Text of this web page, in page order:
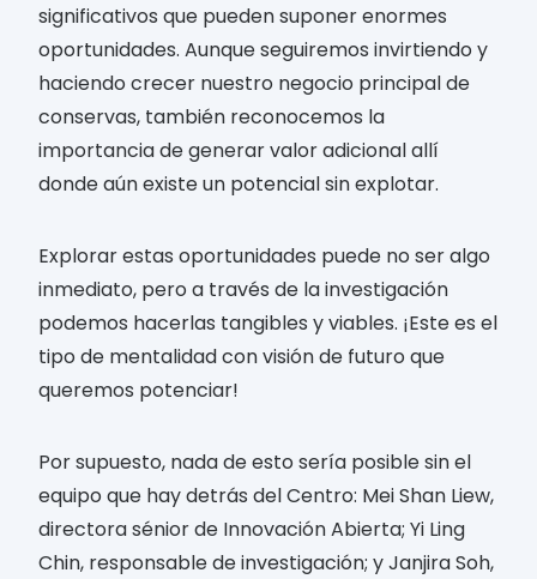
significativos que pueden suponer enormes
oportunidades. Aunque seguiremos invirtiendo y
haciendo crecer nuestro negocio principal de
conservas, también reconocemos la
importancia de generar valor adicional allí
donde aún existe un potencial sin explotar.
Explorar estas oportunidades puede no ser algo
inmediato, pero a través de la investigación
podemos hacerlas tangibles y viables. ¡Este es el
tipo de mentalidad con visión de futuro que
queremos potenciar!
Por supuesto, nada de esto sería posible sin el
equipo que hay detrás del Centro: Mei Shan Liew,
directora sénior de Innovación Abierta; Yi Ling
Chin, responsable de investigación; y Janjira Soh,